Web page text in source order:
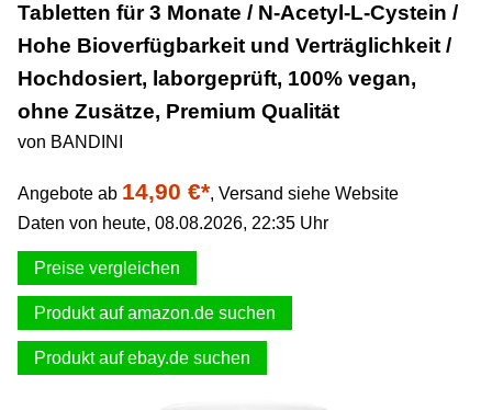
Support & Newsletter
Presse
Datenschutz
Impressum
Tabletten für 3 Monate / N-Acetyl-L-Cystein /
Hohe Bioverfügbarkeit und Verträglichkeit /
Hochdosiert, laborgeprüft, 100% vegan,
ohne Zusätze, Premium Qualität
von BANDINI
Angebote ab 14,90 €*, Versand siehe Website
Daten von heute, 08.08.2026, 22:35 Uhr
Preise vergleichen
Produkt auf amazon.de suchen
Produkt auf ebay.de suchen